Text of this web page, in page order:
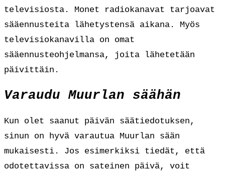
televisiosta. Monet radiokanavat tarjoavat
sääennusteita lähetystensä aikana. Myös
televisiokanavilla on omat
sääennusteohjelmansa, joita lähetetään
päivittäin.
Varaudu Muurlan säähän
Kun olet saanut päivän säätiedotuksen,
sinun on hyvä varautua Muurlan sään
mukaisesti. Jos esimerkiksi tiedät, että
odotettavissa on sateinen päivä, voit